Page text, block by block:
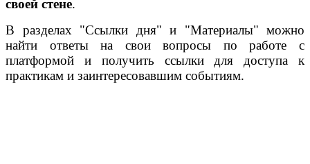
своей стене.
В разделах "Ссылки дня" и "Материалы" можно
найти ответы на свои вопросы по работе с
платформой и получить ссылки для доступа к
практикам и заинтересовавшим событиям.